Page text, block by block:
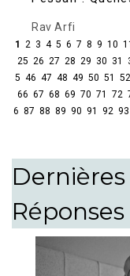
Rav Arfi
1 2 3 4 5 6 7 8 9 10
25 26 27 28 29 30 31
5 46 47 48 49 50 51 52
66 67 68 69 70 71 72
6 87 88 89 90 91 92 93
Réponses